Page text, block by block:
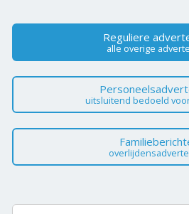
Reguliere
alle overige
uitsluitend bedoeld